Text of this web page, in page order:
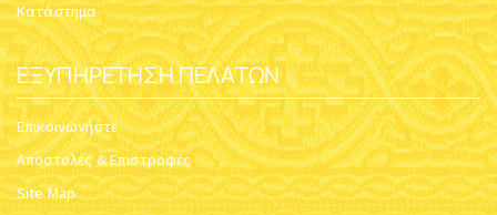
Κατάστημα
ΕΞΥΠΗΡΈΤΗΣΗ ΠΕΛΑΤΏΝ
Επικοινωνήστε
Αποστολές & Επιστροφές
Site Map